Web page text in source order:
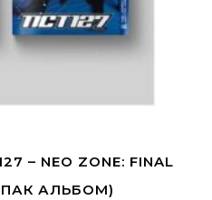
– NEO ZONE: FINAL
АЛЬБОМ)